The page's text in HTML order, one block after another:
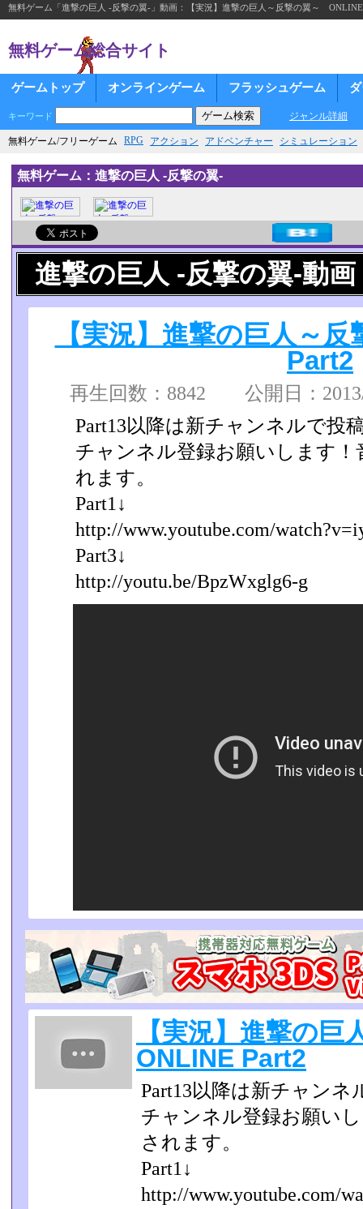
無料ゲーム「進撃の巨人 -反撃の翼-」動画：【実況】進撃の巨人～反撃の翼～ ONLINE
無料ゲーム総合サイト
ゲームトップ オンラインゲーム フラッシュゲーム
キーワード ジャンル詳細
無料ゲーム/フリーゲーム RPG アクション アドベンチャー シミュレーション
無料ゲーム：進撃の巨人 -反撃の翼-
進撃の巨人 -反撃の翼-動画
【実況】進撃の巨人～
Part2
再生回数：8842 公開日：
Part13以降は新チャンネルで投
チャンネル登録お願いします！
れます。
Part1↓
http://www.youtube.com/
Part3↓
http://youtu.be/BpzWxglg6-g
【実況】進撃の
ONLINE Part2
Part13以降は新チャン
チャンネル登録お願い
されます。
Part1↓
http://www.youtube.com/